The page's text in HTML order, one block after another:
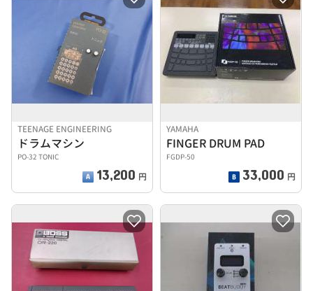
TEENAGE ENGINEERING
ドラムマシン
PO-32 TONIC
13,200 円
YAMAHA
FINGER DRUM PAD
FGDP-50
33,000 円